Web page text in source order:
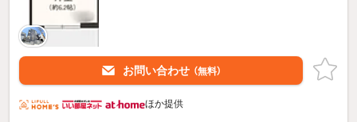
お問い合わせ （無料）
ほか提供